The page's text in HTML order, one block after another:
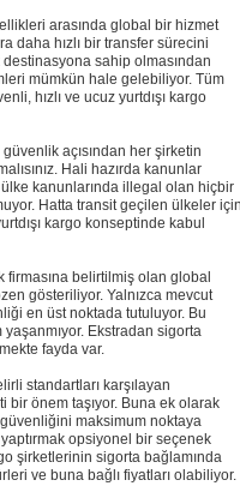
arasında global bir hizmet
daha hızlı bir transfer sürecini
sahip olmasından
mümkün hale gelebiliyor. Tüm
hızlı ve ucuz yurtdışı kargo
açısından her şirketin
Hali hazırda kanunlar
kanunlarında illegal olan hiçbir
Hatta transit geçilen ülkeler
kargo konseptinde kabul
firmasına belirtilmiş olan global
gösteriliyor. Yalnızca mevcut
en üst noktada tutuluyor. Bu
Ekstradan sigorta
fayda var.
standartları karşılayan
bir önem taşıyor. Buna ek olarak
maksimum noktaya
opsiyonel bir seçenek
şirketlerinin sigorta bağlamında
ve buna bağlı fiyatları olabiliyor.